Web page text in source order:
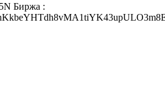
Биржа :